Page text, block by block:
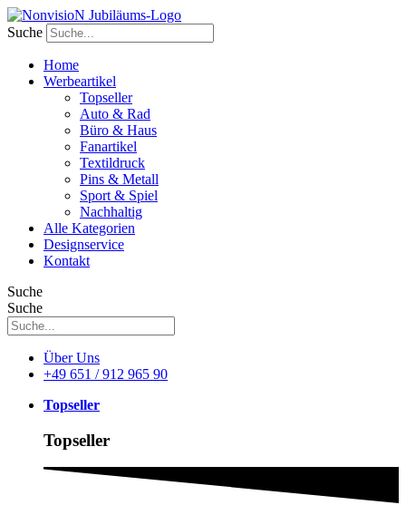
Zum
Inhalt
wechseln
Suche
Home
Werbeartikel
Topseller
Auto & Rad
Büro & Haus
Fanartikel
Textildruck
Pins & Metall
Sport & Spiel
Nachhaltig
Alle Kategorien
Designservice
Kontakt
Suche
Suche
Über Uns
+49 651 / 912 965 90
Topseller
Topseller